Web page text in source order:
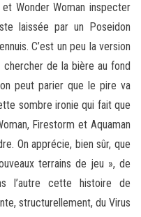
et Wonder Woman inspecter
laissée par un Poseidon
C’est un peu la version
de la bière au fond
peut parier que le pire va
sombre ironie qui fait que
Firestorm et Aquaman
On apprécie, bien sûr, que
terrains de jeu », de
l’autre cette histoire de
structurellement, du Virus